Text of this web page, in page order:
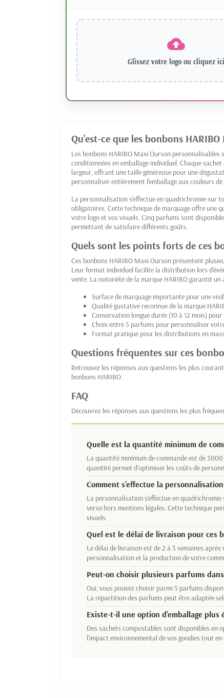
Glissez votre logo ou cliquez ici
Qu'est-ce que les bonbons
Les bonbons HARIBO Maxi Ourson personnalisables
conditionnées en emballage individuel. Chaque
largeur, offrant une taille généreuse pour une
personnaliser entièrement l'emballage aux couleurs
La personnalisation s'effectue en quadrichromie sur
obligatoires. Cette technique de marquage offre une
votre logo et vos visuels. Cinq parfums sont
permettant de satisfaire différents goûts.
Quels sont les points forts de ces
Ces bonbons HARIBO Maxi Ourson présentent
Leur format individuel facilite la distribution lors
vente. La notoriété de la marque HARIBO garantit
Surface de marquage importante pour une
Qualité gustative reconnue de la marque
Conservation longue durée (10 à 12 mois)
Choix entre 5 parfums pour personnaliser
Format pratique pour les distributions en
Questions fréquentes sur ces
Retrouvez les réponses aux questions les plus
bonbons HARIBO.
FAQ
Découvrez les réponses aux questions les plus
Quelle est la quantité minimum de
La quantité minimum de commande est de
quantité permet d'optimiser les coûts de
Comment s'effectue la
La personnalisation s'effectue en
verso hors mentions légales. Cette technique
visuels.
Quel est le délai de livraison pour ces
Le délai de livraison est de 2 à 3 semaines
personnalisation et la production de votre
Peut-on choisir plusieurs parfums
Oui, vous pouvez choisir parmi 5 parfums
La répartition des parfums peut être adaptée
Existe-t-il une option d'emballage plus
Des sachets compostables sont disponibles en
l'impact environnemental de vos goodies tout